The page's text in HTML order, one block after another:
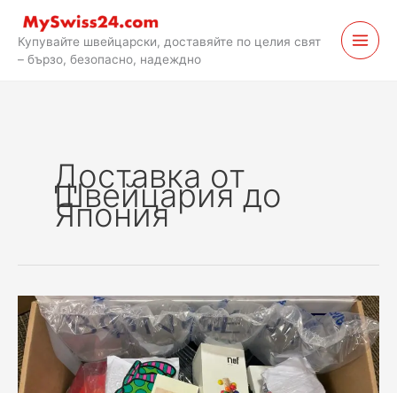
съдържанието
Купувайте швейцарски, доставяйте по целия свят
– бързо, безопасно, надеждно
Доставка от
Швейцария до
Япония
Месечни
доставки
Ricardo